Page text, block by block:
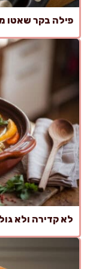
פילה בקר שאטו
לא קדירה ולא